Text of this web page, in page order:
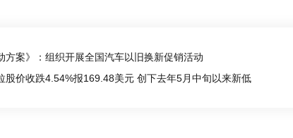
方案》：组织开展全国汽车以旧换新促销活动
股价收跌4.54%报169.48美元 创下去年5月中旬以来新低